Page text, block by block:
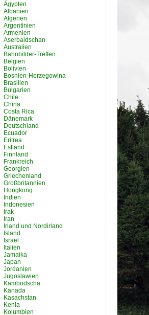
Ägypten
Albanien
Algerien
Argentinien
Armenien
Aserbaidschan
Australien
Bahnbilder-Treffen
Belgien
Bolivien
Bosnien-Herzegowina
Brasilien
Bulgarien
Chile
China
Costa Rica
Dänemark
Deutschland
Ecuador
Eritrea
Estland
Finnland
Frankreich
Georgien
Griechenland
Großbritannien
Hongkong
Indien
Indonesien
Irak
Iran
Irland und Nordirland
Island
Israel
Italien
Jamaika
Japan
Jordanien
Jugoslawien
Kambodscha
Kanada
Kasachstan
Kenia
Kolumbien